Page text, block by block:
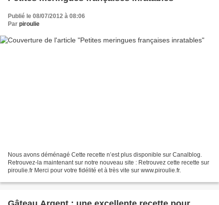
Publié le 08/07/2012 à 08:06
Par piroulie
Nous avons déménagé Cette recette n’est plus disponible sur Canalblog.
Retrouvez-la maintenant sur notre nouveau site : Retrouvez cette recette sur
piroulie.fr Merci pour votre fidélité et à très vite sur www.piroulie.fr.